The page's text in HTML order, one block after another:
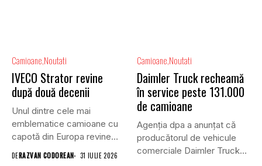
Camioane Noutati
IVECO Strator revine
după două decenii
Unul dintre cele mai
emblematice camioane cu
capotă din Europa revine
în...
DERAZVAN CODOREAN 31 IULIE 2026
Camioane Noutati
Daimler Truck recheamă
în service peste 131.000
de camioane
Agenția dpa a anunțat că
producătorul de vehicule
comerciale Daimler Truck